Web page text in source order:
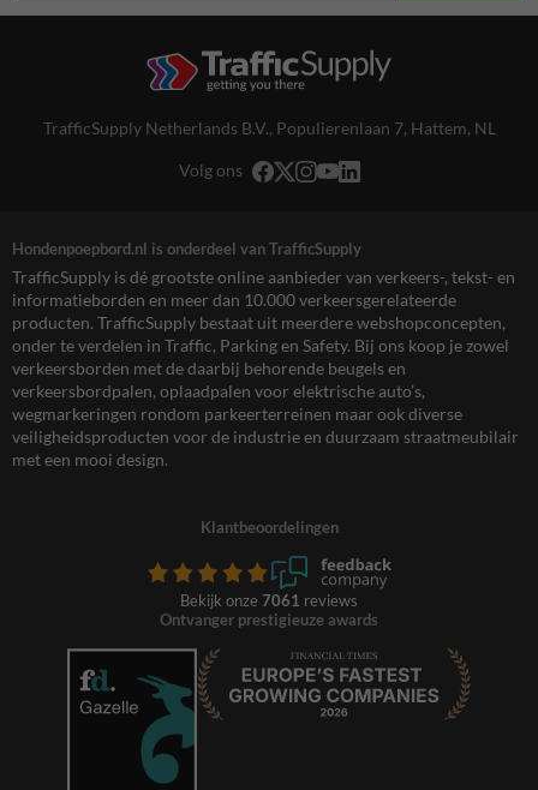
TrafficSupply Netherlands B.V., Populierenlaan 7, Hattem, NL
Volg ons
Hondenpoepbord.nl is onderdeel van TrafficSupply
TrafficSupply is dé grootste online aanbieder van verkeers-, tekst- en
informatieborden en meer dan 10.000 verkeersgerelateerde
producten. TrafficSupply bestaat uit meerdere webshopconcepten,
onder te verdelen in Traffic, Parking en Safety. Bij ons koop je zowel
verkeersborden met de daarbij behorende beugels en
verkeersbordpalen, oplaadpalen voor elektrische auto’s,
wegmarkeringen rondom parkeerterreinen maar ook diverse
veiligheidsproducten voor de industrie en duurzaam straatmeubilair
met een mooi design.
Klantbeoordelingen
Bekijk onze 7061 reviews
Ontvanger prestigieuze awards